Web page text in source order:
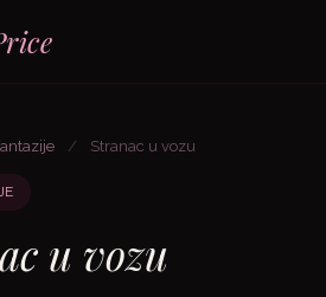
/ Stranac u vozu
u vozu